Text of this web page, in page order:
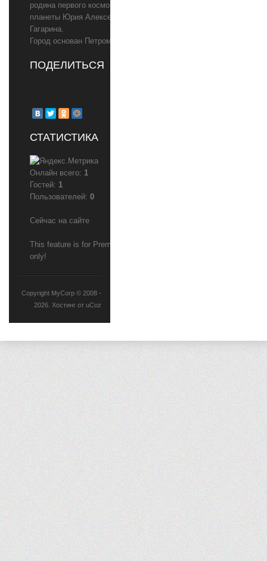
родина первого космонавта
планеты Юрия Алексеевича
Гагарина.
Город основан Петром I в 1719 году
ПОДЕЛИТЬСЯ
СТАТИСТИКА
Онлайн всего: 1
Гостей: 1
Пользователей: 0
Сейчас на сайте
This feature is for Premium users
only!
Copyright MyCorp © 2008 -
2026 Хостинг от uCoz